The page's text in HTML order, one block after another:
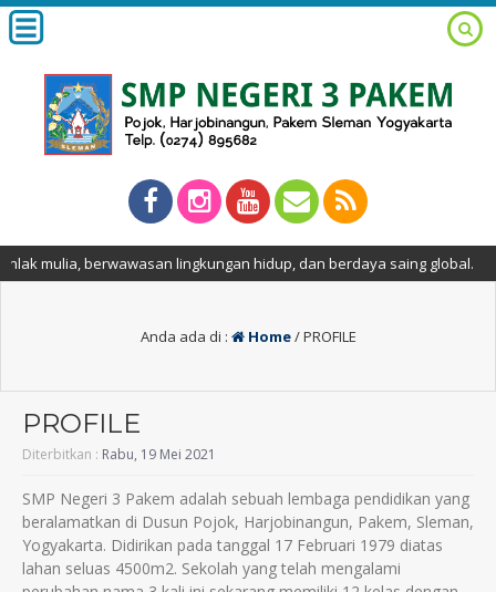
berwawasan lingkungan hidup, dan berdaya saing global.
Anda ada di : Home/PROFILE
PROFILE
Diterbitkan : Rabu, 19 Mei 2021
SMP Negeri 3 Pakem adalah sebuah lembaga pendidikan yang
beralamatkan di Dusun Pojok, Harjobinangun, Pakem, Sleman,
Yogyakarta. Didirikan pada tanggal 17 Februari 1979 diatas
lahan seluas 4500m2. Sekolah yang telah mengalami